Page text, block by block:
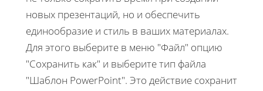
новых презентаций, но и обеспечить
единообразие и стиль в ваших материалах.
Для этого выберите в меню "Файл" опцию
"Сохранить как" и выберите тип файла
"Шаблон PowerPoint". Это действие сохранит